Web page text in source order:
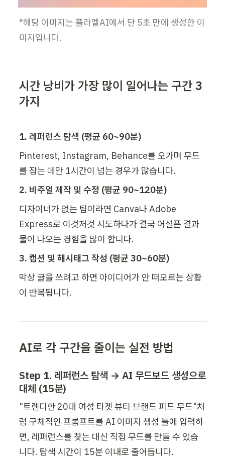
*해당 이미지는 플라멜AI에서 단 5초 만에 생성한 이
미지입니다.
시간 낭비가 가장 많이 일어나는 구간 3
가지
1. 레퍼런스 탐색 (평균 60~90분)
Pinterest, Instagram, Behance를 오가며 무드
를 잡는 데만 1시간이 넘는 경우가 많습니다.
2. 비주얼 제작 및 수정 (평균 90~120분)
디자이너가 없는 팀이라면 Canva나 Adobe
Express로 이것저것 시도하다가 결국 어설픈 결과
물이 나오는 경험을 많이 합니다.
3. 캡션 및 해시태그 작성 (평균 30~60분)
막상 글을 쓰려고 하면 아이디어가 안 떠오르는 상황
이 반복됩니다.
AI로 각 구간을 줄이는 실전 방법
Step 1. 레퍼런스 탐색 → AI 무드보드 생성으로
대체 (15분)
"트렌디한 20대 여성 타겟 뷰티 브랜드 피드 무드"처
럼 구체적인 프롬프트를 AI 이미지 생성 툴에 입력하
면, 레퍼런스를 찾는 대신 직접 무드를 만들 수 있습
니다. 탐색 시간이 15분 이내로 줄어듭니다.